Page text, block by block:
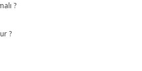
?
?